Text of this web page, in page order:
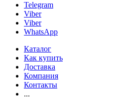
Telegram
Viber
Viber
WhatsApp
Каталог
Как купить
Доставка
Компания
Контакты
...